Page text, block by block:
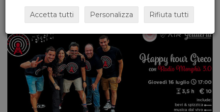
Accetta tutti Personalizza Rifiuta tutti